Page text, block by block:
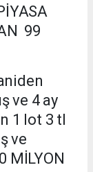
99
ve 4 ay
1 lot 3 tl
ve
MİLYON